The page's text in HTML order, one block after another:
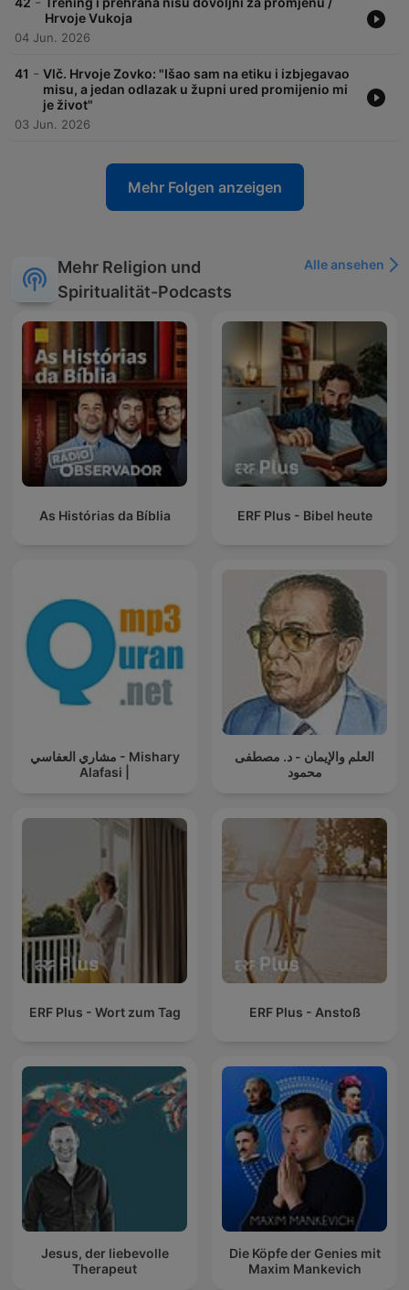
Hrvoje Vukoja
04 Jun. 2026
41 - Vlč. Hrvoje Zovko: "Išao sam na etiku i izbjegavao
misu, a jedan odlazak u župni ured promijenio mi
je život"
03 Jun. 2026
Mehr Folgen anzeigen
Mehr Religion und
Spiritualität-Podcasts
Alle ansehen
As Histórias da Bíblia ERF Plus - Bibel heute
مشاري العفاسي - Mishary
Alafasi |
العلم والإيمان - د. مصطفى
محمود
ERF Plus - Wort zum Tag ERF Plus - Anstoß
Jesus, der liebevolle
Therapeut
Die Köpfe der Genies mit
Maxim Mankevich